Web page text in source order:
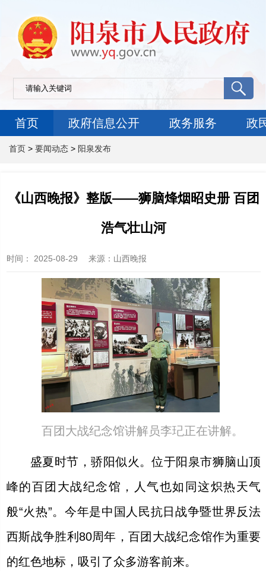
首页 政府信息公开 政务服务 政
首页 > 要闻动态 > 阳泉发布
《山西晚报》整版——狮脑烽烟昭史册 百团
浩气壮山河
时间： 2025-08-29 来源 ：山西晚报
百团大战纪念馆讲解员李玘正在讲解。
盛夏时节，骄阳似火。位于阳泉市狮脑山顶
峰的百团大战纪念馆，人气也如同这炽热天气
般“火热”。今年是中国人民抗日战争暨世界反法
西斯战争胜利80周年，百团大战纪念馆作为重要
的红色地标，吸引了众多游客前来。